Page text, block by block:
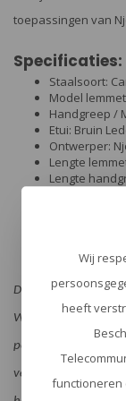
toepassingen van
Specificaties:
Staalsoort:
Model
Handgreep /
Etui: Bruin
Ontwerper:
Lengte
Lengte
Kleur: Bruin
Dit artikel betreft
Wet Wapens en
personen die de
verboden deze
Wij
heeft
functioneren